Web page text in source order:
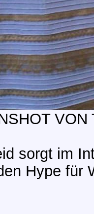
VON
sorgt im
Hype für